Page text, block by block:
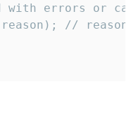
with errors or
//